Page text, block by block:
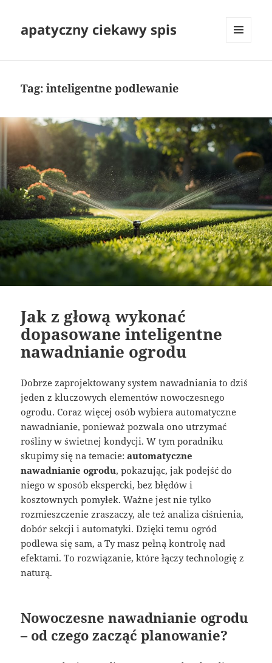
apatyczny ciekawy spis
Tag:inteligentne podlewanie
Jak z głową wykonać
dopasowane inteligentne
nawadnianie ogrodu
Dobrze zaprojektowany system nawadniania to dziś
jeden z kluczowych elementów nowoczesnego
ogrodu. Coraz więcej osób wybiera automatyczne
nawadnianie, ponieważ pozwala ono utrzymać
rośliny w świetnej kondycji. W tym poradniku
skupimy się na temacie:automatyczne
nawadnianie ogrodu, pokazując, jak podejść do
niego w sposób ekspercki, bez błędów i
kosztownych pomyłek. Ważne jest nie tylko
rozmieszczenie zraszaczy, ale też analiza ciśnienia,
dobór sekcji i automatyki. Dzięki temu ogród
podlewa się sam, a Ty masz pełną kontrolę nad
efektami. To rozwiązanie, które łączy technologię z
naturą.
Nowoczesne nawadnianie ogrodu
– od czego zacząć planowanie?